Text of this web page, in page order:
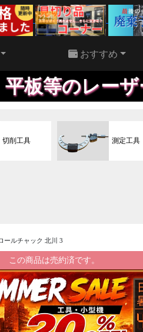
22 件
おすすめ
工機、格
切削工具 測定工具
ールチャック 北川 3
この商品は売約済です。